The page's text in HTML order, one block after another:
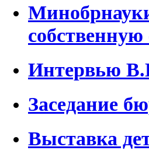
собственную
Интервью
Заседание
Выставка